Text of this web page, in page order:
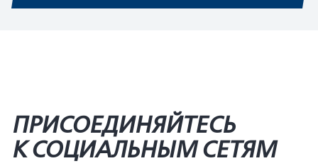
ПРИСОЕДИНЯЙТЕСЬ
К СОЦИАЛЬНЫМ СЕТЯМ